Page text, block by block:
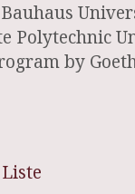
Polytechnic
by